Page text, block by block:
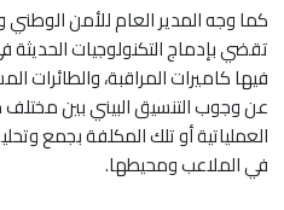
كما وجه المدير العام للأمن الوطني
تقضي بإدماج التكنولوجيات الحديثة
فيها كاميرات المراقبة، والطائرات
عن وجوب التنسيق البيني بين
العملياتية أو تلك المكلفة بجمع
في الملاعب ومحيطها.